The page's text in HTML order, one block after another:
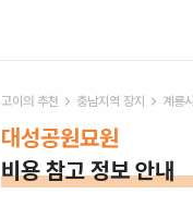
고이의 추천 충남지역 장지 계룡시
대성공원묘원
비용 참고 정보 안내